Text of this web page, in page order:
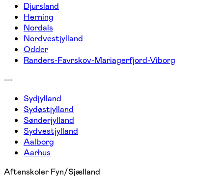
Djursland
Herning
Nordals
Nordvestjylland
Odder
Randers-Favrskov-Mariagerfjord-Viborg
---
Sydjylland
Sydøstjylland
Sønderjylland
Sydvestjylland
Aalborg
Aarhus
Aftenskoler Fyn/Sjælland